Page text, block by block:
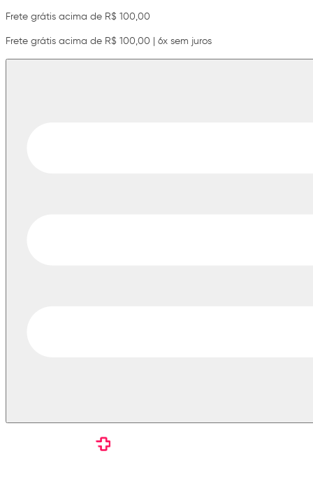
Frete grátis acima de R$ 100,00
Frete grátis acima de R$ 100,00 | 6x sem juros